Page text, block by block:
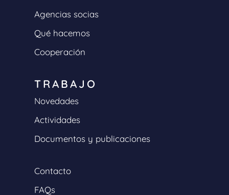
Agencias socias
Qué hacemos
Cooperación
TRABAJO
Novedades
Actividades
Documentos y publicaciones
Contacto
FAQs